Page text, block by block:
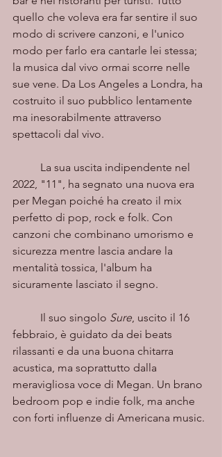
quello che voleva era far sentire il suo
modo di scrivere canzoni, e l'unico
modo per farlo era cantarle lei stessa;
la musica dal vivo ormai scorre nelle
sue vene. Da Los Angeles a Londra, ha
costruito il suo pubblico lentamente
ma inesorabilmente attraverso
spettacoli dal vivo.
2022, "11", ha segnato una nuova era
per Megan poiché ha creato il mix
perfetto di pop, rock e folk. Con
canzoni che combinano umorismo e
sicurezza mentre lascia andare la
mentalità tossica, l'album ha
sicuramente lasciato il segno.
	Il suo singolo
Sure, uscito il 16
febbraio, è guidato da dei beats
rilassanti e da una buona chitarra
acustica, ma soprattutto dalla
meravigliosa voce di Megan. Un brano
bedroom pop e indie folk, ma anche
con forti influenze di Americana music.